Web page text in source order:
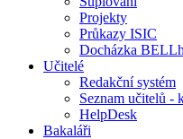
Projekty
Průkazy ISIC
Docházka
Učitelé
Redakční systém
Seznam učitelů -
HelpDesk
Bakaláři